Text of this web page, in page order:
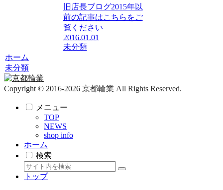
旧店長ブログ2015年以
前の記事はこちらをご
覧ください
2016.01.01
未分類
ホーム
未分類
Copyright © 2016-2026 京都輪業 All Rights Reserved.
メニュー
TOP
NEWS
shop info
ホーム
検索
トップ